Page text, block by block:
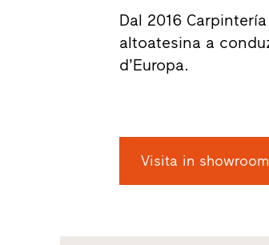
Dal 2016
altoatesina a
d’Europa.
Visita in showroom